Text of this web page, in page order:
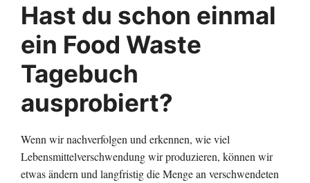
Hast du schon einmal
ein Food Waste
Tagebuch
ausprobiert?
Wenn wir nachverfolgen und erkennen, wie viel
Lebensmittelverschwendung wir produzieren, können wir
etwas ändern und langfristig die Menge an verschwendeten